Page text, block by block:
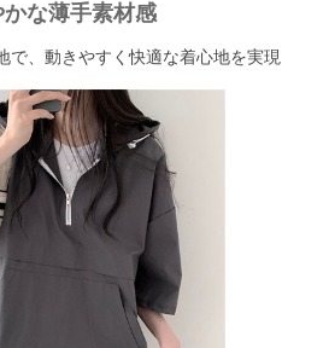
かな薄手素材感
で、動きやすく快適な着心地を実現